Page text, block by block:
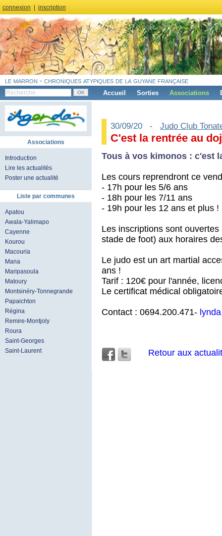
connexion inscription
le marron - chroniques atypiques de la guyane française
Accueil Sorties Associations
Associations
Introduction
Lire les actualités
Poster une actualité
Liste par communes
Apatou
Awala-Yalimapo
Cayenne
Kourou
Macouria
Mana
Maripasoula
Matoury
Montsinéry-Tonnegrande
Papaichton
Régina
Remire-Montjoly
Roura
Saint-Georges
Saint-Laurent
30/09/20 - Judo Club
C'est la rentrée au
Tous à vos kimonos : c'est
Les cours reprendront ce
- 17h pour les 5/6 ans
- 18h pour les 7/11 ans
- 19h pour les 12 ans et plus !
Les inscriptions sont
stade de foot) aux horaires
Le judo est un art martial
ans !
Tarif : 120€ pour l'année,
Le certificat médical
Contact : 0694.200.471-
Retour aux